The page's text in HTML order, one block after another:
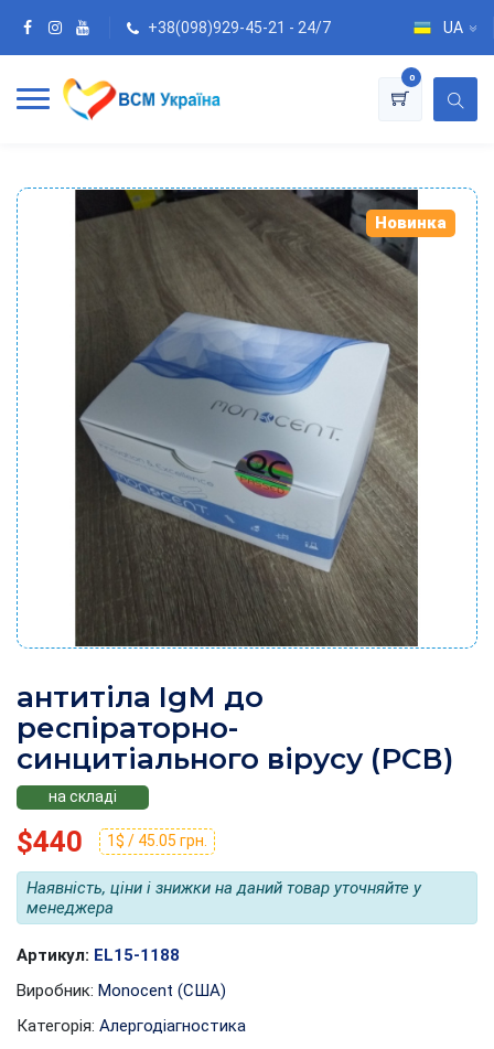
+38(098)929-45-21 - 24/7 UA
0
Новинка
антитіла IgМ до
респіраторно-
синцитіального вірусу (РСВ)
на складі
$440 1$ / 45.05 грн.
Наявність, ціни і знижки на даний товар уточняйте у
менеджера
Артикул: EL15-1188
Виробник: Monocent (США)
Категорія: Алергодіагностика